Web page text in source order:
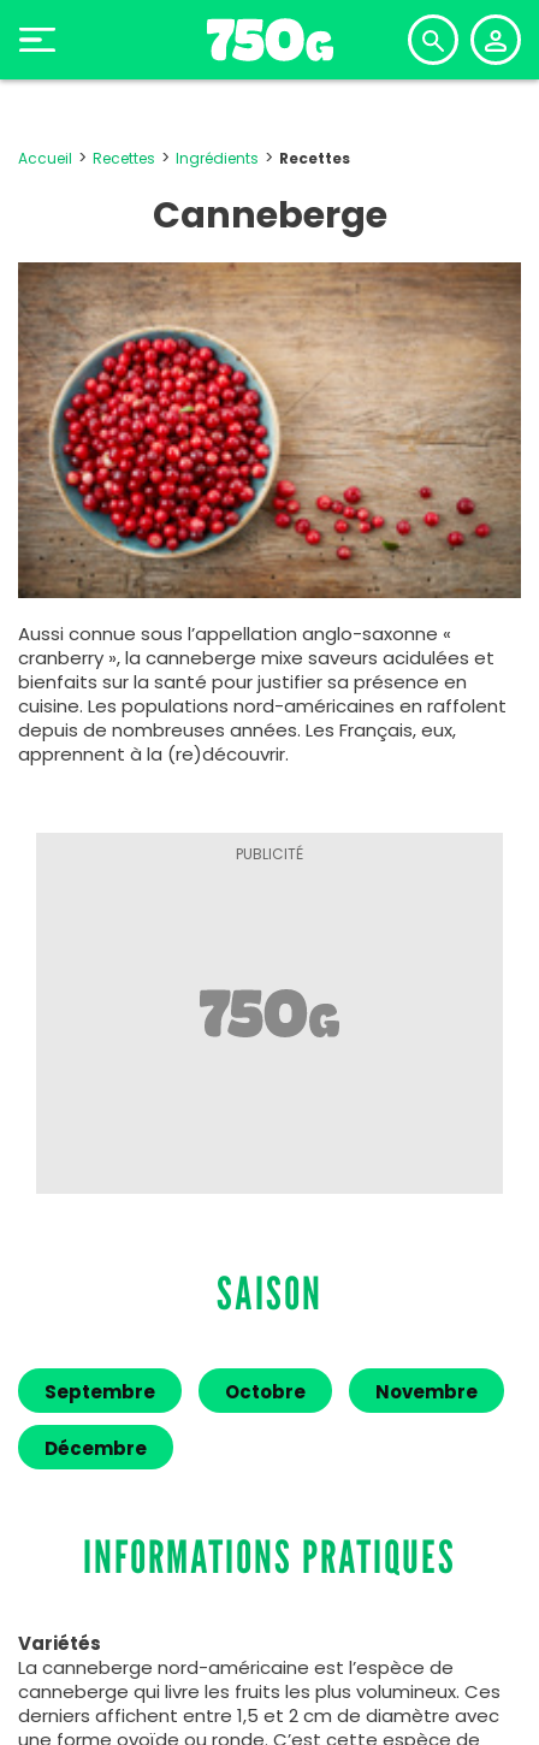
Accueil Recettes Ingrédients Recettes
Canneberge
Aussi connue sous l’appellation anglo-saxonne «
cranberry », la canneberge mixe saveurs acidulées et
bienfaits sur la santé pour justifier sa présence en
cuisine. Les populations nord-américaines en raffolent
depuis de nombreuses années. Les Français, eux,
apprennent à la (re)découvrir.
SAISON
Septembre Octobre Novembre
Décembre
INFORMATIONS PRATIQUES
Variétés
La canneberge nord-américaine est l’espèce de
canneberge qui livre les fruits les plus volumineux. Ces
derniers affichent entre 1,5 et 2 cm de diamètre avec
une forme ovoïde ou ronde. C’est cette espèce de